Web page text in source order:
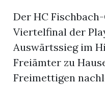
Stellen
E-
Paper
Newsletter
Der HC
Viertelfinal der
Auswärtssieg im
Freiämter zu
Freimettigen